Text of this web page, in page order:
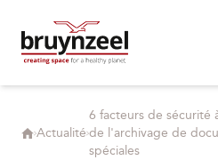
Actualité
6 facteurs de sécurité
de l'archivage de
spéciales